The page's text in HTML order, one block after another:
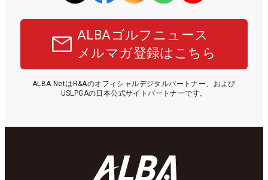
ALBAゴルフニュース
メルマガ登録はこちら
ALBA NetはR&Aのオフィシャルデジタルパートナー、および
USLPGAの日本公式サイトパートナーです。